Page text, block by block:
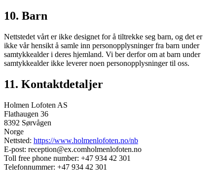
10. Barn
Nettstedet vårt er ikke designet for å tiltrekke seg barn, og det er
ikke vår hensikt å samle inn personopplysninger fra barn under
samtykkealder i deres hjemland. Vi ber derfor om at barn under
samtykkealder ikke leverer noen personopplysninger til oss.
11. Kontaktdetaljer
Holmen Lofoten AS
Flathaugen 36
8392 Sørvågen
Norge
Nettsted: https://www.holmenlofoten.no/nb
E-post: reception@ex.comholmenlofoten.no
Toll free phone number: +47 934 42 301
Telefonnummer: +47 934 42 301